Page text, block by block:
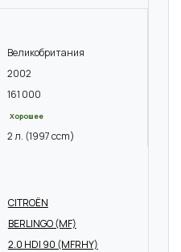
Великобритания
2002
161 000
Хорошее
2 л. (1997 ccm)
CITROËN
BERLINGO (MF)
2.0 HDI 90 (MFRHY)